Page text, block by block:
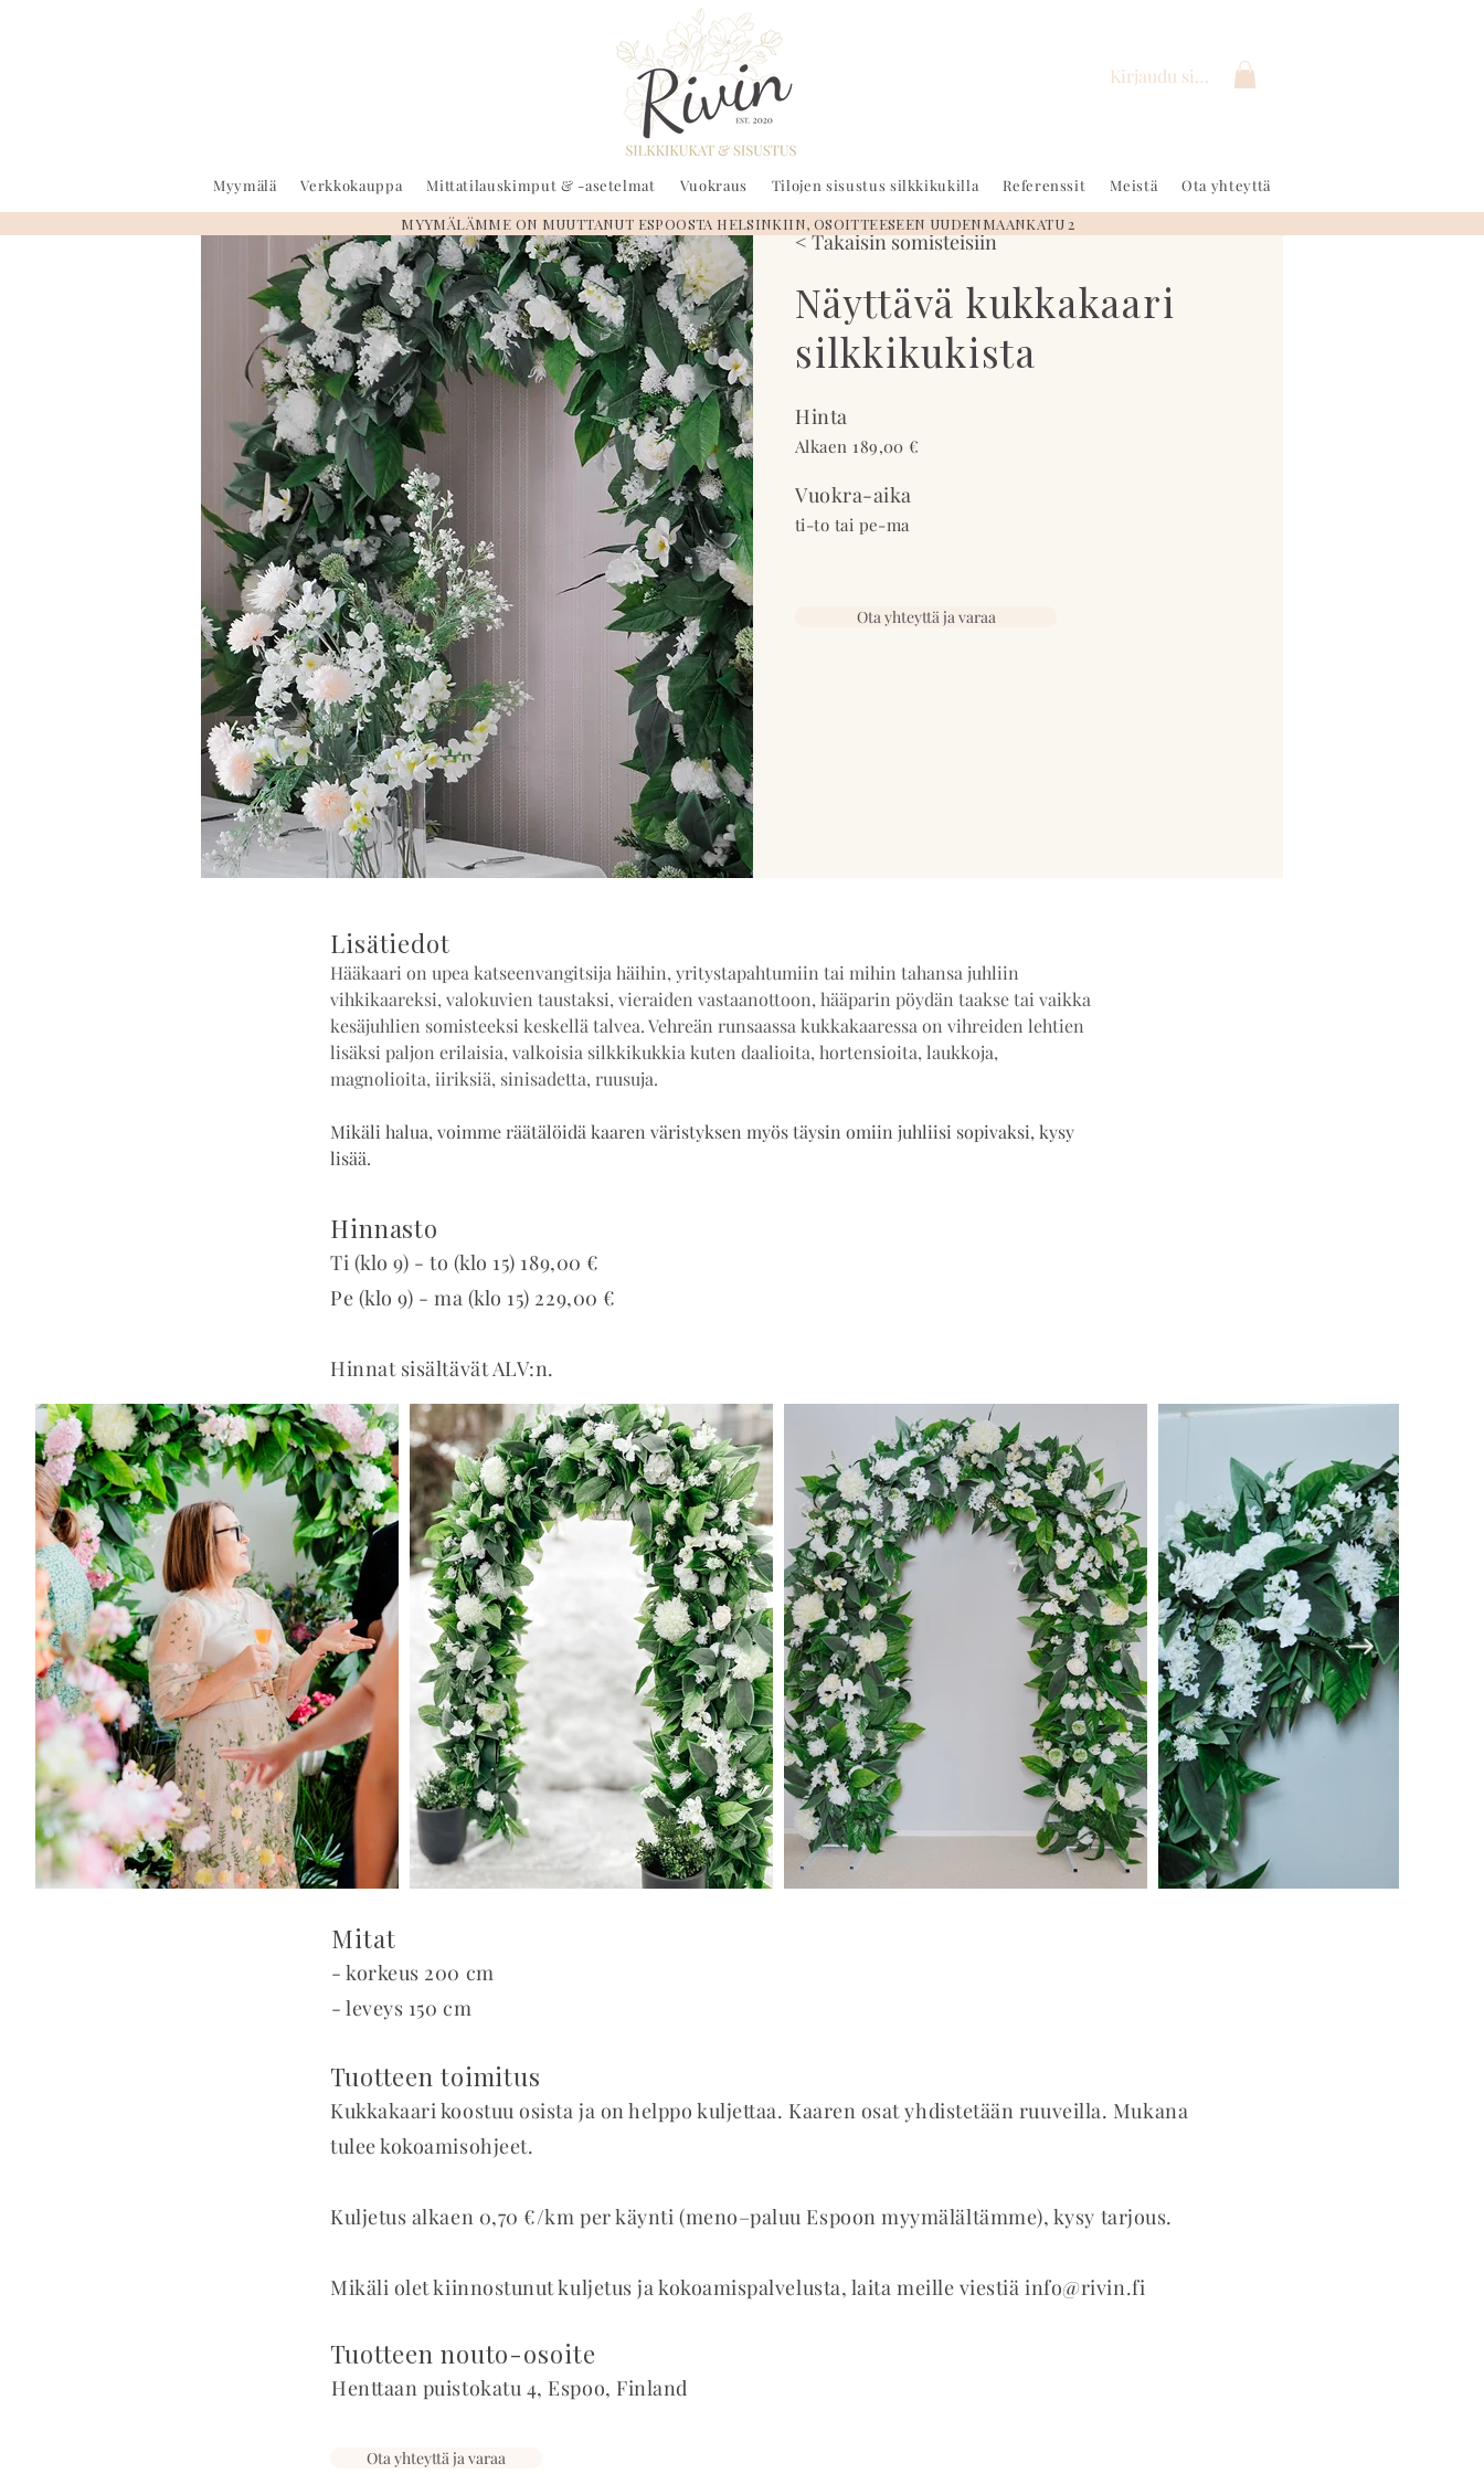
Kirjaudu sisään
Myymälä Verkkokauppa Mittatilauskimput & -asetelmat Vuokraus Tilojen sisustus silkkikukilla Referenssit Meistä Ota yhteyttä
< Takaisin somisteisiin
Näyttävä kukkakaari
silkkikukista
Hinta
Alkaen 189,00 €
Vuokra-aika
ti-to tai pe-ma
Ota yhteyttä ja varaa
Lisätiedot
Hääkaari on upea katseenvangitsija häihin, yritystapahtumiin tai mihin tahansa juhliin
vihkikaareksi, valokuvien taustaksi, vieraiden vastaanottoon, hääparin pöydän taakse tai vaikka
kesäjuhlien somisteeksi keskellä talvea. Vehreän runsaassa kukkakaaressa on vihreiden lehtien
lisäksi paljon erilaisia, valkoisia silkkikukkia kuten daalioita, hortensioita, laukkoja,
magnolioita, iiriksiä, sinisadetta, ruusuja.
Mikäli halua, voimme räätälöidä kaaren väristyksen myös täysin omiin juhliisi sopivaksi, kysy
lisää.
Hinnasto
Ti (klo 9) - to (klo 15) 189,00 €
Pe (klo 9) - ma (klo 15) 229,00 €
Hinnat sisältävät ALV:n.
Mitat
- korkeus 200 cm
- leveys 150 cm
Tuotteen toimitus
Kukkakaari koostuu osista ja on helppo kuljettaa. Kaaren osat yhdistetään ruuveilla. Mukana
tulee kokoamisohjeet.
Kuljetus alkaen 0,70 €/km per käynti (meno–paluu Espoon myymälältämme), kysy tarjous.
Mikäli olet kiinnostunut kuljetus ja kokoamispalvelusta, laita meille viestiäinfo@rivin.fi
Tuotteen nouto-osoite
Henttaan puistokatu 4, Espoo, Finland
Ota yhteyttä ja varaa
MYYMÄLÄMME ON MUUTTANUT ESPOOSTA HELSINKIIN, OSOITTEESEEN UUDENMAANKATU 2